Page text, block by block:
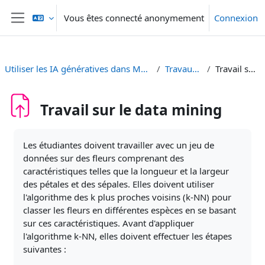
Passer au contenu principal
Panneau latéral
Vous êtes connecté anonymement Connexion
Utiliser les IA génératives dans Moodle - Generative KI in Moodle einsetzen Travaux d'étudiant·es Travail sur le data mining
Travail sur le data mining
Les étudiantes doivent travailler avec un jeu de
données sur des fleurs comprenant des
caractéristiques telles que la longueur et la largeur
des pétales et des sépales. Elles doivent utiliser
l'algorithme des k plus proches voisins (k-NN) pour
classer les fleurs en différentes espèces en se basant
sur ces caractéristiques. Avant d'appliquer
l'algorithme k-NN, elles doivent effectuer les étapes
suivantes :